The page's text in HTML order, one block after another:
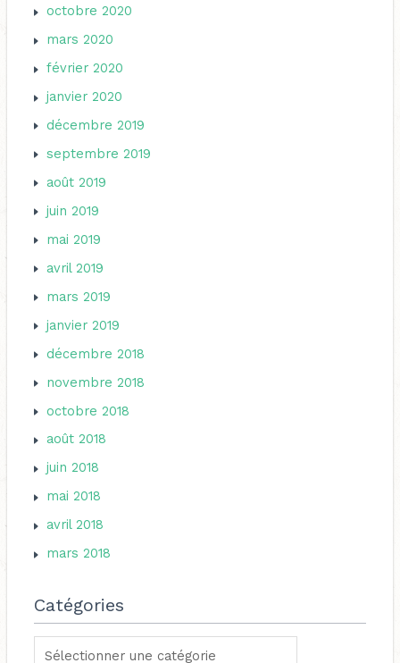
octobre 2020
mars 2020
février 2020
janvier 2020
décembre 2019
septembre 2019
août 2019
juin 2019
mai 2019
avril 2019
mars 2019
janvier 2019
décembre 2018
novembre 2018
octobre 2018
août 2018
juin 2018
mai 2018
avril 2018
mars 2018
Catégories